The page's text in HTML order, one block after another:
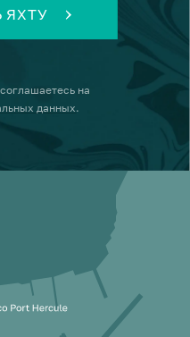
ЯХТУ
на
данных.